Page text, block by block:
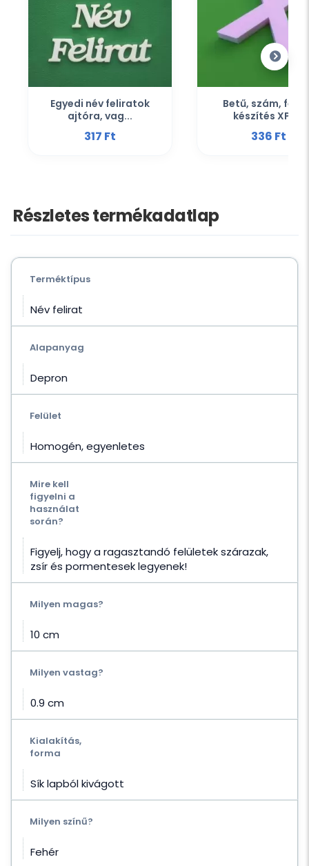
Egyedi név feliratok
ajtóra, vag...
317 Ft‎
Betű, szám,
készítés XPS...
336 Ft‎
Részletes termékadatlap
Terméktípus
Név felirat
Alapanyag
Depron
Felület
Homogén, egyenletes
Mire kell
figyelni a
használat
során?
Figyelj, hogy a ragasztandó felületek szárazak,
zsír és pormentesek legyenek!
Milyen magas?
10 cm
Milyen vastag?
0.9 cm
Kialakítás,
forma
Sík lapból kivágott
Milyen színű?
Fehér